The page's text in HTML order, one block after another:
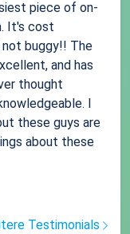
piece of on-
It's cost
buggy!! The
and has
thought
I
these guys are
about these
Testimonials